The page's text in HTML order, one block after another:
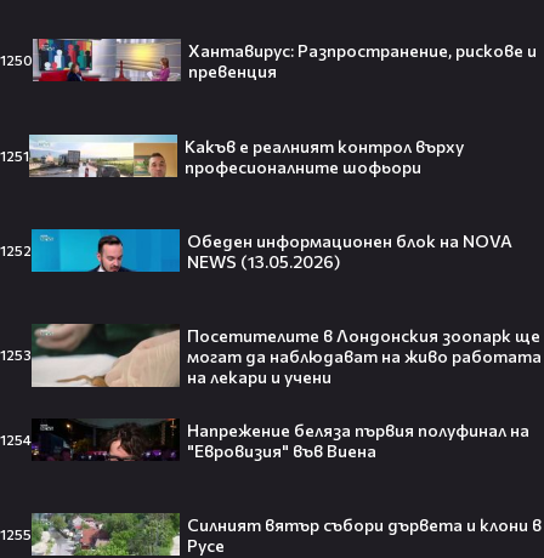
1250
Хантавирус: Разпространение, рискове и
превенция
1251
Какъв е реалният контрол върху
професионалните шофьори
1252
Обеден информационен блок на NOVA
NEWS (13.05.2026)
1253
Посетителите в Лондонския зоопарк ще
могат да наблюдават на живо работата
на лекари и учени
1254
Напрежение беляза първия полуфинал на
"Евровизия" във Виена
1255
Силният вятър събори дървета и клони в
Русе
Съдията отложи сливането на
Любов или скандал? Карди Би и